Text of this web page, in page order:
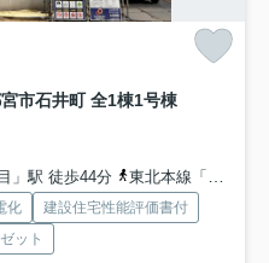
市石井町 全1棟1号棟
」駅 徒歩44分
東北本線「宇都宮」駅 徒歩55分
化
建設住宅性能評価書付
ット